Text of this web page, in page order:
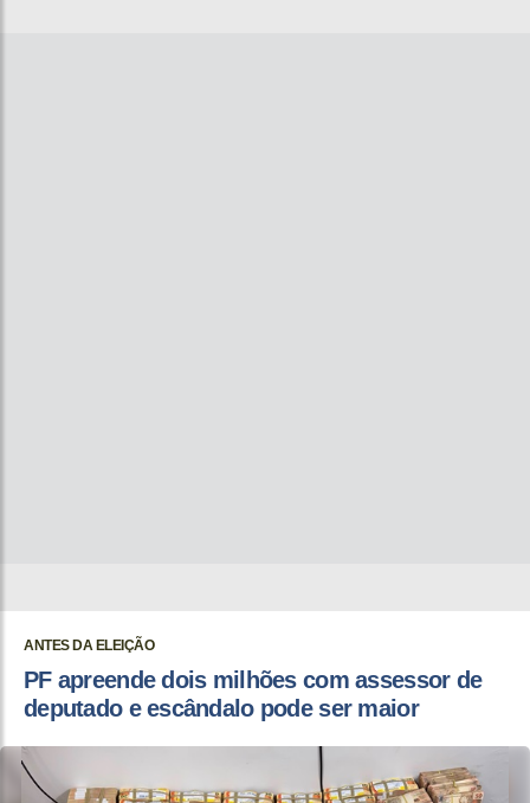
ANTES DA ELEIÇÃO
PF apreende dois milhões com assessor de
deputado e escândalo pode ser maior